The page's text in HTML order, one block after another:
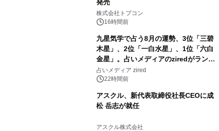
発売
株式会社トプコン
16時間前
九星気学で占う8月の運勢、3位「三碧
木星」、2位「一白水星」、1位「六白
金星」。占いメディアのziredがランキ
ングを発表
占いメディア zired
22時間前
アスクル、新代表取締役社長CEOに成
松 岳志が就任
アスクル株式会社